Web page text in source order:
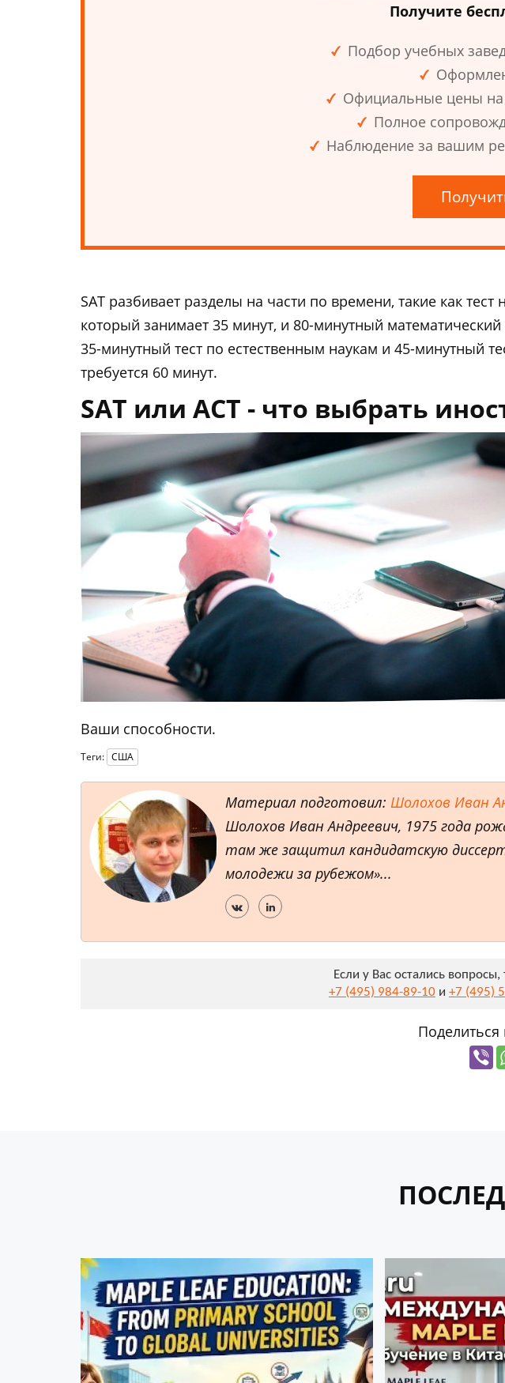
Получите
Подбор учебных
Официальные цены на
Полное
Наблюдение за вашим
SAT разбивает разделы на части по времени, такие как
который занимает 35 минут, и 80-минутный
35-минутный тест по естественным наукам и 45-минутный
требуется 60 минут.
SAT или ACT - что выбрать
Ваши способности.
Теги: США
Материал подготовил: Шолохов Иван
Шолохов Иван Андреевич, 1975 года
там же защитил кандидатскую
молодежи за рубежом»...
Если у Вас остались
+7 (495) 984-89-10 и +7 (495)
Поделиться